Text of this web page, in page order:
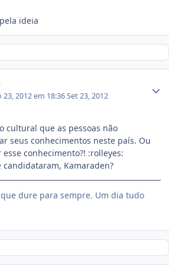
ideia
23, 2012 em 18:36Set 23, 2012
cultural que as pessoas não
seus conhecimentos neste país. Ou
conhecimento?! :rolleyes:
candidataram, Kamaraden?
dure para sempre. Um dia tudo